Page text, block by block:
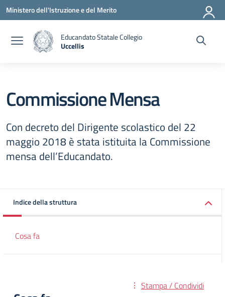
Vai ai contenuti
Vai al menu di navigazione
Vai al footer
Ministero dell'Istruzione e del Merito
Educandato Statale Collegio
Uccellis
Commissione Mensa
Con decreto del Dirigente scolastico del 22
maggio 2018 è stata istituita la Commissione
mensa dell’Educandato.
Indice della struttura
Cosa fa
Stampa / Condividi